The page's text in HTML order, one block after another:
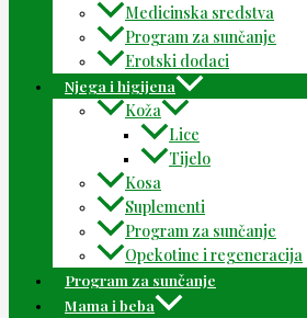
Medicinska sredstva
Program za sunčanje
Erotski dodaci
Njega i higijena
Koža
Lice
Tijelo
Kosa
Suplementi
Program za sunčanje
Opekotine i regeneracija
Program za sunčanje
Mama i beba